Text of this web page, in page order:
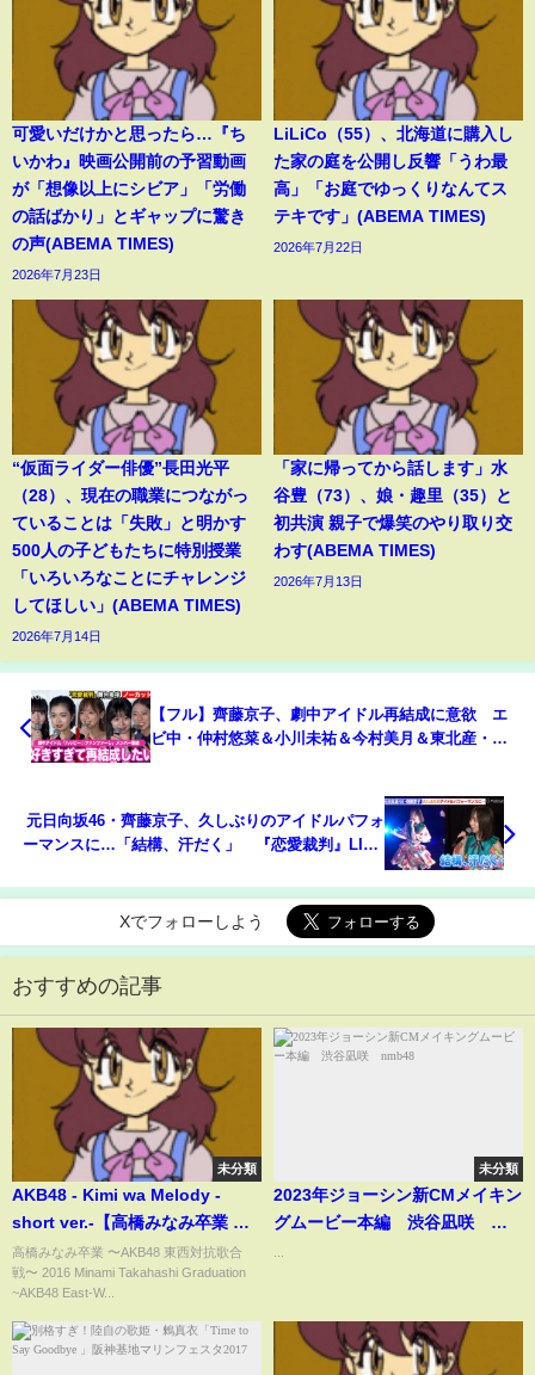
可愛いだけかと思ったら…『ち
いかわ』映画公開前の予習動画
が「想像以上にシビア」「労働
の話ばかり」とギャップに驚き
の声(ABEMA TIMES)
2026年7月23日
LiLiCo（55）、北海道に購入し
た家の庭を公開し反響「うわ最
高」「お庭でゆっくりなんてス
テキです」(ABEMA TIMES)
2026年7月22日
“仮面ライダー俳優”長田光平
（28）、現在の職業につながっ
ていることは「失敗」と明かす
500人の子どもたちに特別授業
「いろいろなことにチャレンジ
してほしい」(ABEMA TIMES)
2026年7月14日
「家に帰ってから話します」水
谷豊（73）、娘・趣里（35）と
初共演 親子で爆笑のやり取り交
わす(ABEMA TIMES)
2026年7月13日
【フル】齊藤京子、劇中アイドル再結成に意欲 エ
ビ中・仲村悠菜＆小川未祐＆今村美月＆東北産・桜
元日向坂46・齊藤京子、久しぶりのアイドルパフォ
ーマンスに…「結構、汗だく」 『恋愛裁判』LIVE
Xでフォローしよう
おすすめの記事
未分類
AKB48 - Kimi wa Melody -
short ver.-【高橋みなみ卒業 〜
148.5cmの見た夢〜】sub eng,
spa & romaji
高橋みなみ卒業 〜AKB48 東西対抗歌合
戦〜 2016 Minami Takahashi Graduation
~AKB48 East-W...
未分類
2023年ジョーシン新CMメイキン
グムービー本編 渋谷凪咲